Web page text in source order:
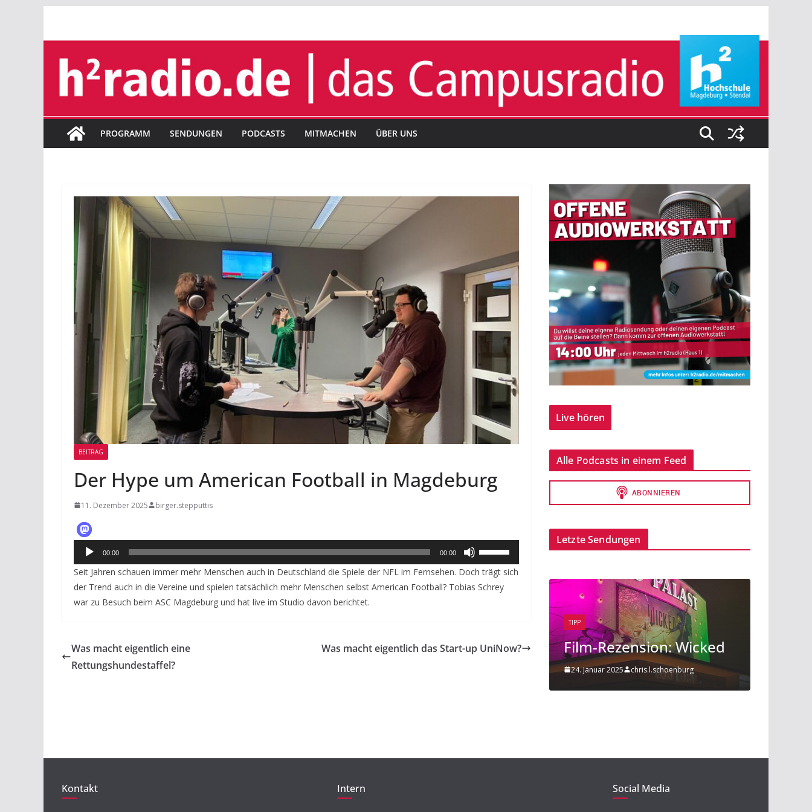
PROGRAMM SENDUNGEN PODCASTS MITMACHEN ÜBER UNS
BEITRAG
Der Hype um American Football in Magdeburg
11. Dezember 2025 birger.stepputtis
Audio-
Player
00:00 00:00
Pfeiltasten
Hoch/Runter
benutzen,
zu
Seit Jahren schauen immer mehr Menschen auch in Deutschland die Spiele der NFL im Fernsehen. Doch trägt sich
der Trend auch in die Vereine und spielen tatsächlich mehr Menschen selbst American Football? Tobias Schrey
war zu Besuch beim ASC Magdeburg und hat live im Studio davon berichtet.
Was macht eigentlich eine
Rettungshundestaffel?
Was macht eigentlich das Start-up UniNow?
Live hören
Alle Podcasts in einem Feed
Letzte Sendungen
BEITRAG TIPP
Beleidigung,
Ausgrenzung,
Machtmissbrauch –
Diskriminierung
Film-Rezension: Wicked
24. Januar 2025 chris.l.schoenburg
Kontakt Intern Social Media